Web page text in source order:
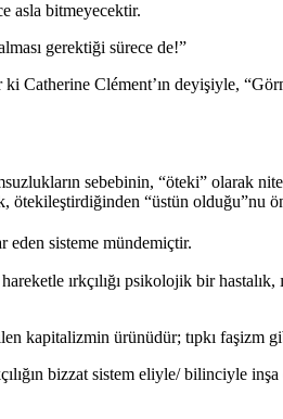
asla bitmeyecektir.
gerektiği sürece de!”
Catherine Clément’ın deyişiyle,
sebebinin, “öteki” olarak
“üstün olduğu”nu
eden sisteme mündemiçtir.
ırkçılığı psikolojik bir hastalık,
kapitalizmin ürünüdür; tıpkı faşizm
bizzat sistem eliyle/ bilinciyle